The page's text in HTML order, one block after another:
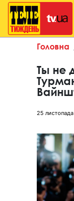
Головна
Ты не
25